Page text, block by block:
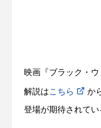
映画『ブラック・
解説はこちら か
登場が期待されてい